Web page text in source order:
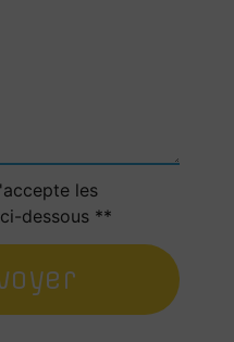
les
dessous **